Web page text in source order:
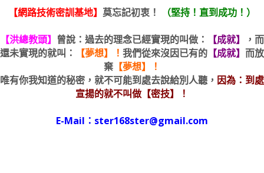
【網路技術密訓基地】 莫忘記初衷！ （堅持！直到成功！）
【洪總教頭】 曾說：過去的理念已經實現的叫做： 【成就】
，而
還未實現的就叫：
【夢想】！ 我們從來沒因已有的 【成就】 而放
棄 【夢想】！
唯有你我知道的秘密，就不可能到處去說給別人聽， 因為：到處
宣揚的就不叫做【密技】！
E-Mail：ster168ster@gmail.com